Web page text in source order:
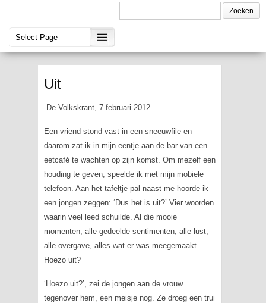
Uit
De Volkskrant, 7 februari 2012
Een vriend stond vast in een sneeuwfile en
daarom zat ik in mijn eentje aan de bar van een
eetcafé te wachten op zijn komst. Om mezelf een
houding te geven, speelde ik met mijn mobiele
telefoon. Aan het tafeltje pal naast me hoorde ik
een jongen zeggen: ‘Dus het is uit?’ Vier woorden
waarin veel leed schuilde. Al die mooie
momenten, alle gedeelde sentimenten, alle lust,
alle overgave, alles wat er was meegemaakt.
Hoezo uit?
‘Hoezo uit?’, zei de jongen aan de vrouw
tegenover hem, een meisje nog. Ze droeg een trui